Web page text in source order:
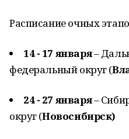
Расписание очных
14 - 17 января–
федеральный округ (
24 - 27 января–
округ (Новосибирск)